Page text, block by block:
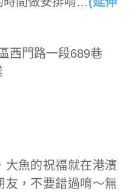
西門路一段689巷
大魚的祝福就在港濱
友，不要錯過唷～無